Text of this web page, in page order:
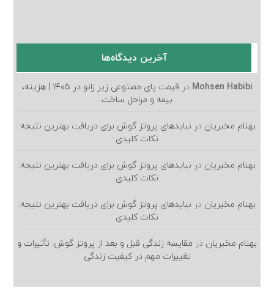
آخرین دیدگاه‌ها
Mohsen Habibi در
قیمت پای مصنوعی زیر زانو در ۱۴۰۵ | هزینه،
بیمه و مراحل ساخت
بهنام مخبریان در نبایدهای پروتز گوش برای دریافت بهترین نتیجه:
نکات کلیدی
بهنام مخبریان در نبایدهای پروتز گوش برای دریافت بهترین نتیجه:
نکات کلیدی
بهنام مخبریان در نبایدهای پروتز گوش برای دریافت بهترین نتیجه:
نکات کلیدی
بهنام مخبریان در مقایسه زندگی قبل و بعد از پروتز گوش: تأثیرات و
تغییرات مهم در کیفیت زندگی